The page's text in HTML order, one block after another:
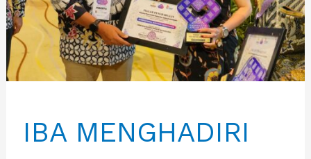
IBA MENGHADIRI